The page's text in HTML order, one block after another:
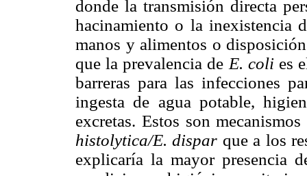
donde la transmisión directa
hacinamiento o la inexistencia
manos y alimentos o
que la prevalencia de E. colies
barreras para las infecciones
ingesta de agua potable,
excretas. Estos son
histolytica/E. dispar que a los
explicaría la mayor presencia